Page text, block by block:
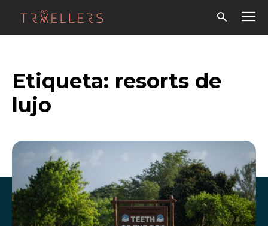
Etiqueta: resorts de
lujo